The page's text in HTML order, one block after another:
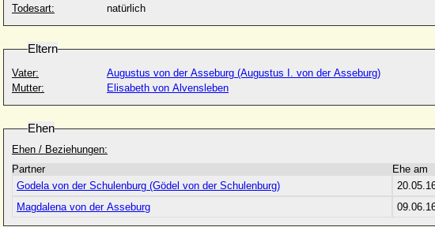
Todesart:
natürlich
Eltern
Vater:
Augustus von der Asseburg (Augustus I. von der Asseburg)
Mutter:
Elisabeth von Alvensleben
Ehen
Ehen / Beziehungen:
Partner
Ehe am
Godela von der Schulenburg (Gödel von der Schulenburg)
Magdalena von der Asseburg